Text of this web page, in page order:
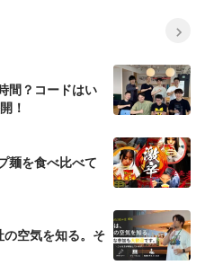
間？コードはい
！
麺を食べ比べて
の空気を知る。そ